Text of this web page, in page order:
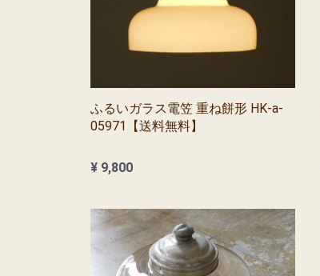
ふるいガラス電笠 重ね餅形 HK-a-
05971【送料無料】
¥ 9,800